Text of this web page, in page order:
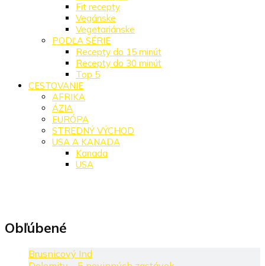
Fit recepty
Vegánske
Vegetariánske
PODĽA SÉRIE
Recepty do 15 minút
Recepty do 30 minút
Top 5
CESTOVANIE
AFRIKA
ÁZIA
EURÓPA
STREDNÝ VÝCHOD
USA A KANADA
Kanada
USA
Obľúbené
Brusnicový Ind